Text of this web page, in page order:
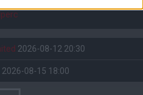
2026-08-12 20:30
2026-08-15 18:00